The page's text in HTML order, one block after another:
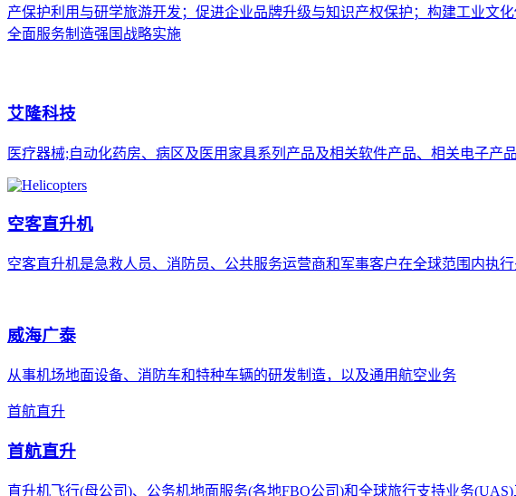
产保护利用与研学旅游开发；促进企业品牌升级与知识产权保护；构建工业文
全面服务制造强国战略实施
艾隆科技
医疗器械;自动化药房、病区及医用家具系列产品及相关软件产品、相关电子产
空客直升机
空客直升机是急救人员、消防员、公共服务运营商和军事客户在全球范围内执行
威海广泰
从事机场地面设备、消防车和特种车辆的研发制造，以及通用航空业务
首航直升
首航直升
直升机飞行(母公司)、公务机地面服务(各地FBO公司)和全球旅行支持业务(UAS)